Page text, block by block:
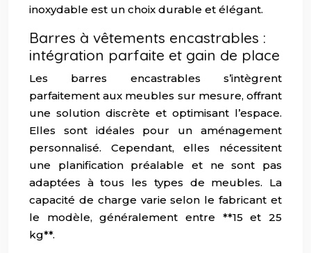
inoxydable est un choix durable et élégant.
Barres à vêtements encastrables :
intégration parfaite et gain de place
Les barres encastrables s’intègrent
parfaitement aux meubles sur mesure, offrant
une solution discrète et optimisant l’espace.
Elles sont idéales pour un aménagement
personnalisé. Cependant, elles nécessitent
une planification préalable et ne sont pas
adaptées à tous les types de meubles. La
capacité de charge varie selon le fabricant et
le modèle, généralement entre **15 et 25
kg**.